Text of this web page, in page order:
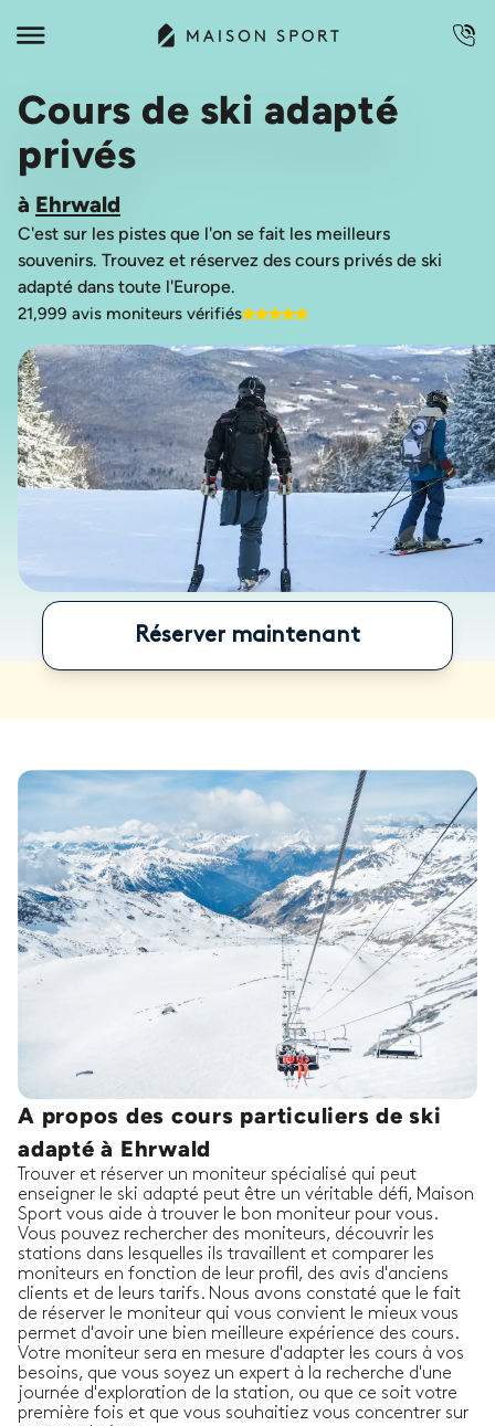
Cours de ski adapté
privés
à Ehrwald
C'est sur les pistes que l'on se fait les meilleurs
souvenirs. Trouvez et réservez des cours privés de ski
21,999 avis moniteurs vérifiés
Réserver maintenant
A propos des cours particuliers de ski
adapté à Ehrwald
Trouver et réserver un moniteur spécialisé qui peut
enseigner le ski adapté peut être un véritable défi, Maison
Sport vous aide à trouver le bon moniteur pour vous.
Vous pouvez rechercher des moniteurs, découvrir les
stations dans lesquelles ils travaillent et comparer les
moniteurs en fonction de leur profil, des avis d'anciens
clients et de leurs tarifs. Nous avons constaté que le fait
de réserver le moniteur qui vous convient le mieux vous
permet d'avoir une bien meilleure expérience des cours.
Votre moniteur sera en mesure d'adapter les cours à vos
besoins, que vous soyez un expert à la recherche d'une
journée d'exploration de la station, ou que ce soit votre
première fois et que vous souhaitiez vous concentrer sur